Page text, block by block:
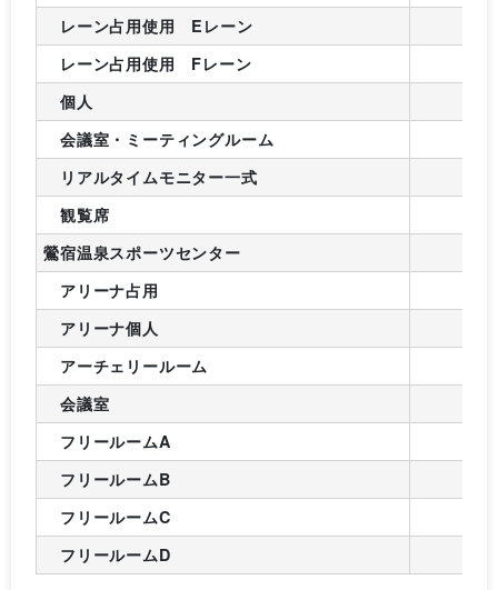
レーン占用使用 Eレーン
レーン占用使用 Fレーン
個人
会議室・ミーティングルーム
リアルタイムモニター一式
観覧席
鶯宿温泉スポーツセンター
アリーナ占用
アリーナ個人
アーチェリールーム
会議室
フリールームA
フリールームB
フリールームC
フリールームD